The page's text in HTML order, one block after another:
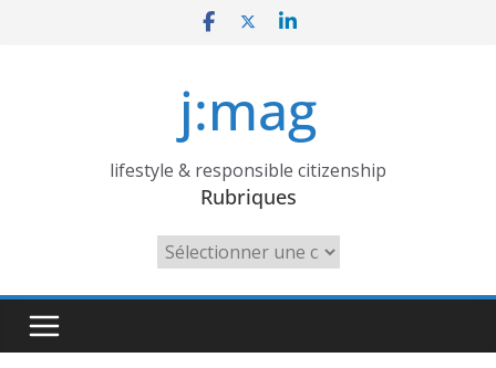
j:mag
lifestyle & responsible citizenship
Rubriques
Rubriques